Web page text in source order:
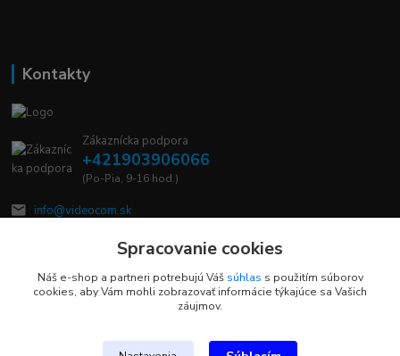
Kontakty
Zákaznícka podpora
+421903906066
(Po-Pia, 9-16 hod.)
info@videocom.sk
Upravit sběr cookies.
Spracovanie cookies
Náš e-shop a partneri potrebujú Váš súhlas s použitím súborov
cookies, aby Vám mohli zobrazovať informácie týkajúce sa Vašich
záujmov.